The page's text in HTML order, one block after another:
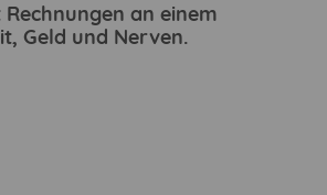
an einem
Geld und Nerven.